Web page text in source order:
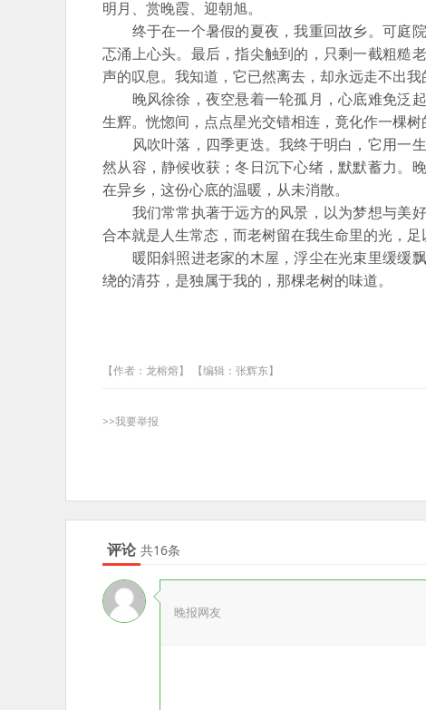
明月、赏晚霞、迎朝旭。
终于在一个暑假的夏夜，我重回故乡。可庭院
忑涌上心头。最后，指尖触到的，只剩一截粗糙
声的叹息。我知道，它已然离去，却永远走不出我
晚风徐徐，夜空悬着一轮孤月，心底难免泛起
生辉。恍惚间，点点星光交错相连，竟化作一棵
风吹叶落，四季更迭。我终于明白，它用一生
然从容，静候收获；冬日沉下心绪，默默蓄力。
在异乡，这份心底的温暖，从未消散。
我们常常执著于远方的风景，以为梦想与美好
合本就是人生常态，而老树留在我生命里的光，足
暖阳斜照进老家的木屋，浮尘在光束里缓缓飘
绕的清芬，是独属于我的，那棵老树的味道。
【作者：龙榕熔】 【编辑：张辉东】
>>我要举报
评论 共16条
晚报网友